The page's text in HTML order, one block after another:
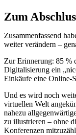
Zum
Zusammenfassend
weiter verändern –
Zur Erinnerung: 85 %
Digitalisierung ein
Einkäufe eine Online-
Und es wird noch
virtuellen Welt
nahezu
zu illustrieren – ohne
Konferenzen